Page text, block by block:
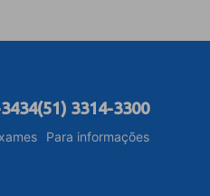
(51) 3314-3300
Para informações